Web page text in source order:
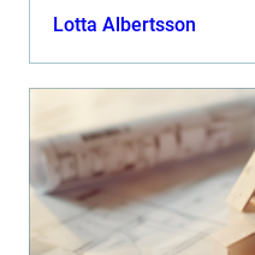
där bostäder varierar
Lotta Albertsson